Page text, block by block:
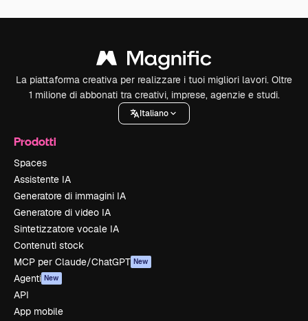
La piattaforma creativa per realizzare i tuoi migliori lavori. Oltre
1 milione di abbonati tra creativi, imprese, agenzie e studi.
Italiano
Prodotti
Spaces
Assistente IA
Generatore di immagini IA
Generatore di video IA
Sintetizzatore vocale IA
Contenuti stock
MCP per Claude/ChatGPT New
Agenti New
API
App mobile